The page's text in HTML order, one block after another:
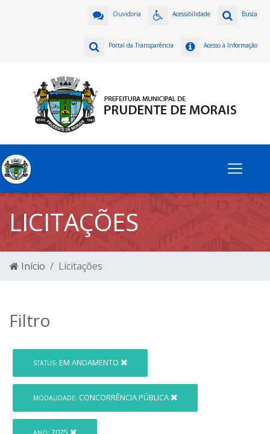
Busca
Acessibilidade
Ouvidoria
Acesso à Informação
Portal da Transparência
LICITAÇÕES
Início Licitações
Filtro
STATUS: EM ANDAMENTO
MODALIDADE: CONCORRÊNCIA PÚBLICA